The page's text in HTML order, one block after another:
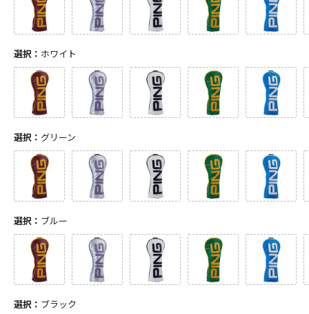
選択： ホワイト
選択： グリーン
選択： ブルー
選択： ブラック